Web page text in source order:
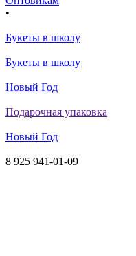
•
Букеты в школу
Букеты в школу
Новый Год
Подарочная упаковка
Новый Год
8 925 941-01-09